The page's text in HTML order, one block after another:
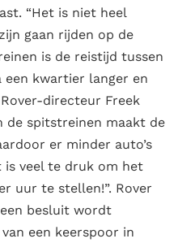
“Het is niet heel
gaan rijden op de
is de reistijd tussen
kwartier langer en
directeur Freek
de spitstreinen maakt de
er minder auto’s
veel te druk om het
uur te stellen!”. Rover
besluit wordt
een keerspoor in